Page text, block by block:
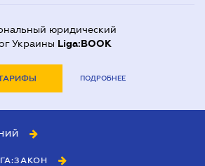
юридический
Украины Liga:BOOK
ПОДРОБНЕЕ